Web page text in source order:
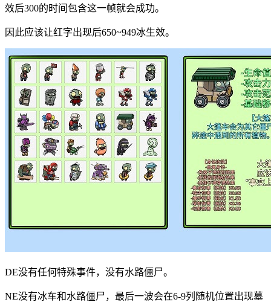
效后300的时间包含这一帧就会成功。
因此应该让红字出现后650~949冰生效。
DE没有任何特殊事件，没有水路僵尸。
NE没有冰车和水路僵尸，最后一波会在6-9列随机位置出现墓